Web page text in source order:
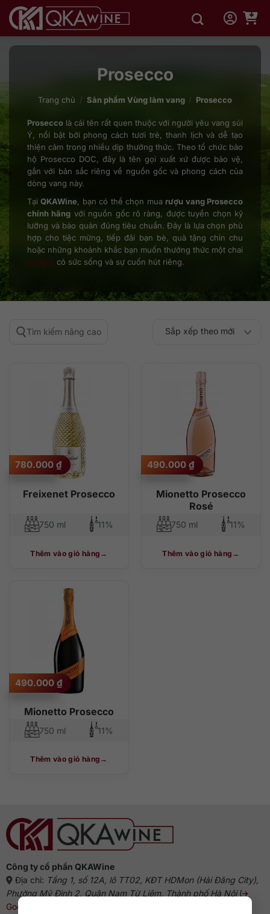
qua
dung
Prosecco
Trang chủ / Sản phẩm Vùng làm vang / Prosecco
Prosecco là cái tên rất quen thuộc với người yêu vang sủi
Ý, nổi bật bởi phong cách tươi trẻ, thanh lịch và dễ tạo
thiện cảm trong nhiều dịp thưởng thức. Theo tổ chức bảo
hộ Prosecco DOC, đây là tên gọi xuất xứ được bảo vệ,
gắn với bản sắc riêng về nguồn gốc và phong cách của
dòng vang này.
TạiQKAWine, bạn có thể chọn mua rượu vang Prosecco
chính hãng với nguồn gốc rõ ràng, được tuyển chọn kỹ
lưỡng và bảo quản đúng tiêu chuẩn. Đây là lựa chọn phù
hợp cho tiệc mừng, tiếp đãi bạn bè, quà tặng chỉn chu
hoặc những khoảnh khắc bạn muốn thưởng thức một chai
vang Ý có sức sống và sự cuốn hút riêng.
Tìm kiếm nâng cao Sắp xếp theo
độ phổ biến
Sắp xếp theo mới
thấp đến cao
cao đến thấp
Freixenet Prosecco
780.000 ₫
750 ml 11%
Thêm vào giỏ hàng
Mionetto Prosecco
Rosé
490.000 ₫
750 ml 11%
Thêm vào giỏ hàng
Mionetto Prosecco
490.000 ₫
750 ml 11%
Thêm vào giỏ hàng
Công ty cổ phần QKAWine
Địa chỉ: Tầng 1, số 12A, lô TT02, KĐT HDMon (Hải Đăng City),
Phường Mỹ Đình 2, Quận Nam Từ Liêm, Thành phố Hà Nội(
Google Maps